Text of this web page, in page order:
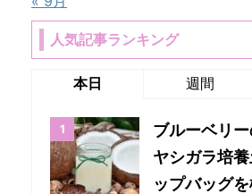
人気記事ランキング
本日 週間
ブルーベリ
ヤシガラ培
ップバッグ